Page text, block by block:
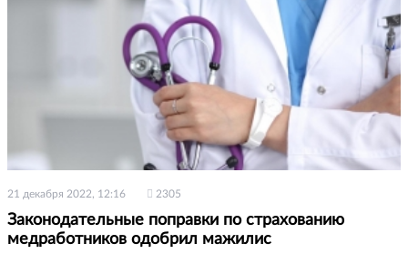
21 декабря 2022, 12:16 2305
Законодательные поправки по страхованию
медработников одобрил мажилис